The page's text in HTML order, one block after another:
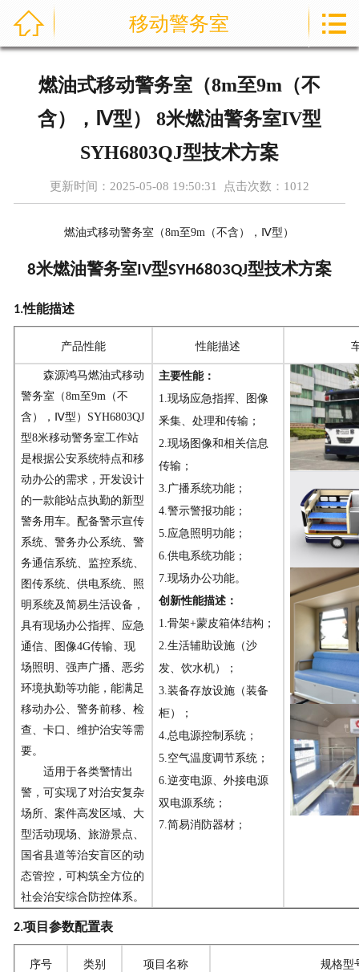
产品中心
成功案例
资讯中心
售后服务
关于我们
 移动警务室 
燃油式移动警务室（8m至9m（不
含），Ⅳ型） 8米燃油警务室IV型
SYH6803QJ型技术方案
更新时间：2025-05-08 19:50:31 点击次数： 1012
燃油式移动警务室（8m至9m （不含）， Ⅳ型）
8米燃油警务室IV型SYH6803QJ型技术方案
1.性能描述
产品性能 性能描述
森源鸿马燃油式移动
警务室（8m至9m（不
含）， Ⅳ型） SYH6803QJ
型8米移动警务室工作站
是根据公安系统特点和移
动办公的需求，开发设计
的一款能站点执勤的新型
警务用车。配备警示宣传
系统、警务办公系统、警
务通信系统、监控系统、
图传系统、供电系统、照
明系统及简易生活设备，
具有现场办公指挥、应急
通信、图像4G传输、现
场照明、强声广播、恶劣
环境执勤等功能，能满足
移动办公、警务前移、检
查、卡口、维护治安等需
要。
适用于各类警情出
警，可实现了对治安复杂
场所、案件高发区域、大
型活动现场、旅游景点、
国省县道等治安盲区的动
态管控，可构筑全方位的
社会治安综合防控体系。
主要性能：
1.现场应急指挥、图像
釆集、处理和传输；
2.现场图像和相关信息
传输；
3.广播系统功能；
4.警示警报功能；
5.应急照明功能；
6.供电系统功能；
7.现场办公功能。
创新性能描述：
1.骨架+蒙皮箱体结构 ；
2.生活辅助设施（沙
发、饮水机）；
3.装备存放设施（装备
柜）；
4.总电源控制系统；
5.空气温度调节系统；
6.逆变电源、外接电源
双电源系统；
7.简易消防器材；
2.项目参数配置表
序号 类别 项目名称 规格型